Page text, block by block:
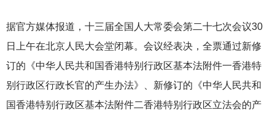
据官方媒体报道，十三届全国人大常委会第二十七次会议30
日上午在北京人民大会堂闭幕。会议经表决，全票通过新修
订的《中华人民共和国香港特别行政区基本法附件一香港特
别行政区行政长官的产生办法》、新修订的《中华人民共和
国香港特别行政区基本法附件二香港特别行政区立法会的产